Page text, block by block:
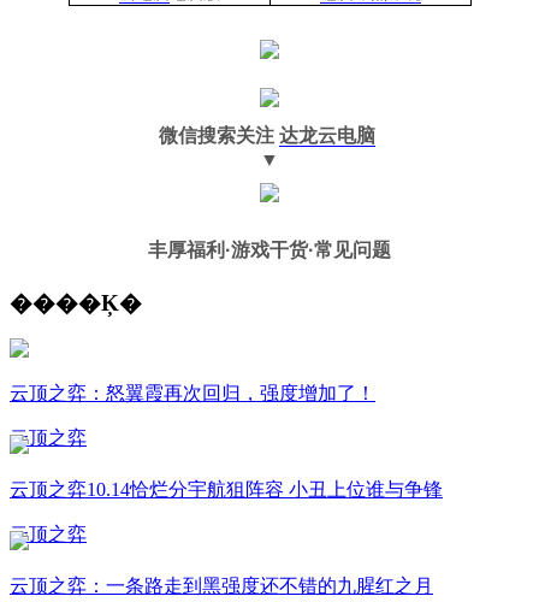
微信搜索关注 达龙云电脑
▼
丰厚福利 ·游戏干货·常见问题
����Ķ�
云顶之弈：怒翼霞再次回归，强度增加了！
云顶之弈
云顶之弈10.14恰烂分宇航狙阵容 小丑上位谁与争锋
云顶之弈
云顶之弈：一条路走到黑强度还不错的九腥红之月